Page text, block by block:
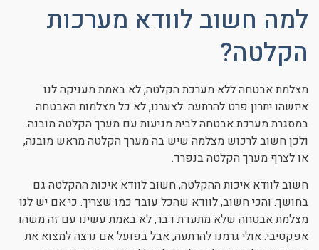
למה חשוב לוודא מערכות
הקלטה?
מצלמת אבטחה ללא מערכת הקלטה, לא באמת מעניקה לנו
איזשהו יתרון פרט להרתעה. לצערנו, לא כל מצלמות האבטחה
במסגרת מערכת אבטחה לבית מגיעות עם מערך הקלטה מובנה.
ולכן חשוב לרכוש מצלמה שיש בה מערך הקלטה מראש מובנה,
או לצרף מערך הקלטה בנפרד.
חשוב לוודא איכות ההקלטה, חשוב לוודא איכות ההקלטה גם
בחושך. והכי חשוב, לוודא שהכל עובד כמו שצריך. כי אם יש לנו
מצלמת אבטחה שלא מתעדת דבר, לא באמת עשינו עם זה משהו
אפקטיבי. אולי גרמנו להרתעה, אבל בפועל אם נרצה למצוא את